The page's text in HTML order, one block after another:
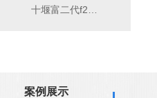
案例展示